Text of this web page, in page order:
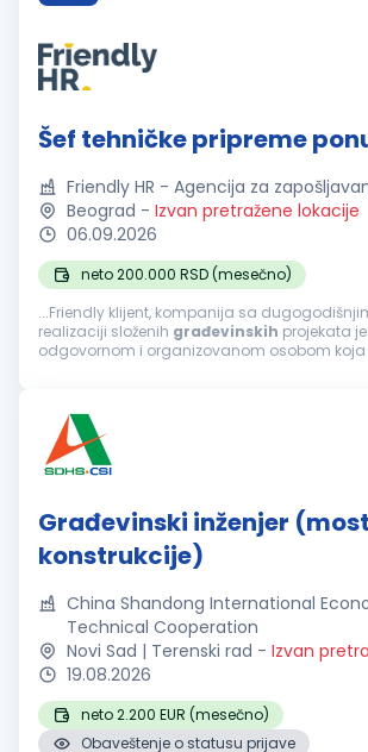
Šef tehničke pripreme
Friendly HR - Agencija za
Beograd - Izvan pretražene lokacije
06.09.2026
neto 200.000 RSD (mesečno)
...Friendly klijent, kompanija sa
realizaciji složenih građevinskih projekata
odgovornom i organizovanom osobom koja
Građevinski inženjer
konstrukcije)
China Shandong International
Technical Cooperation
Novi Sad | Terenski rad - Izvan
19.08.2026
neto 2.200 EUR (mesečno)
Obaveštenje o statusu prijave